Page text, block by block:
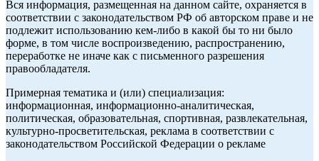
Вся информация, размещенная на данном сайте, охраняется в
соответствии с законодательством РФ об авторском праве и не
подлежит использованию кем-либо в какой бы то ни было
форме, в том числе воспроизведению, распространению,
переработке не иначе как с письменного разрешения
правообладателя.
Примерная тематика и (или) специализация:
информационная, информационно-аналитическая,
политическая, образовательная, спортивная, развлекательная,
культурно-просветительская, реклама в соответствии с
законодательством Российской Федерации о рекламе